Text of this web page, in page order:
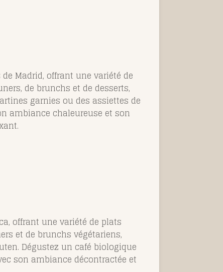
Madrid, offrant une variété de
de brunchs et de desserts,
garnies ou des assiettes de
ambiance chaleureuse et son
offrant une variété de plats
et de brunchs végétariens,
Dégustez un café biologique
son ambiance décontractée et